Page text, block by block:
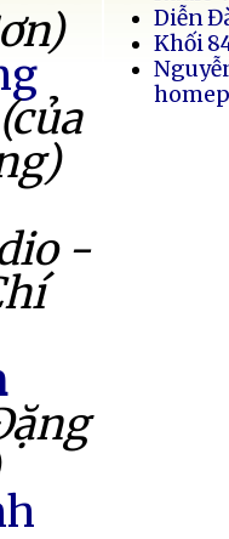
(của
-
Diễn
Khối